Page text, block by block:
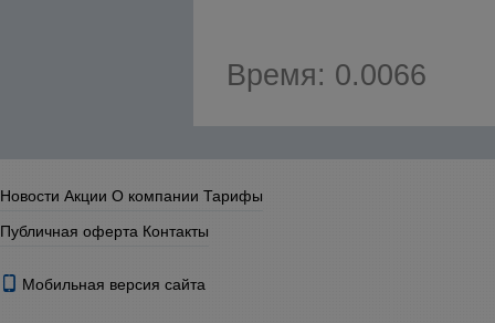
Время: 0.0066
Новости Акции О компании Тарифы
Публичная оферта Контакты
Мобильная версия сайта